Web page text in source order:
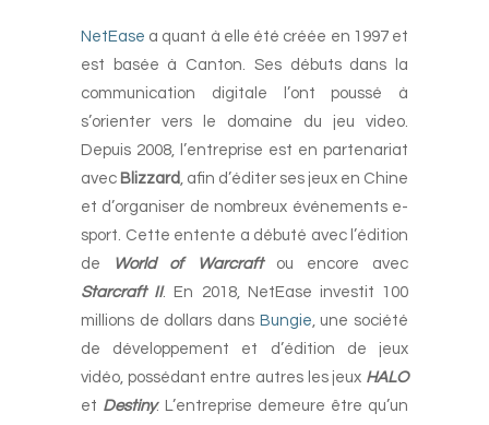
NetEase a quant à elle été créée en 1997 et
est basée à Canton. Ses débuts dans la
communication digitale l’ont poussé à
s’orienter vers le domaine du jeu video.
Depuis 2008, l’entreprise est en partenariat
avec Blizzard , afin d’éditer ses jeux en Chine
et d’organiser de nombreux événements e-
sport. Cette entente a débuté avec l’édition
de
World of Warcraftou encore avec
Starcraft II. En 2018, NetEase investit 100
millions de dollars dans Bungie, une société
de développement et d’édition de jeux
vidéo, possédant entre autres les jeux HALO
et Destiny. L’entreprise demeure être qu’un